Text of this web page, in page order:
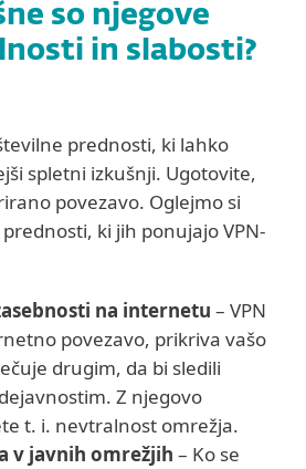
so njegove
in slabosti?
prednosti, ki lahko
spletni izkušnji. Ugotovite,
povezavo. Oglejmo si
ki jih ponujajo VPN-
na internetu – VPN
povezavo, prikriva vašo
drugim, da bi sledili
Z njegovo
t. i. nevtralnost omrežja.
v javnih omrežjih – Ko se